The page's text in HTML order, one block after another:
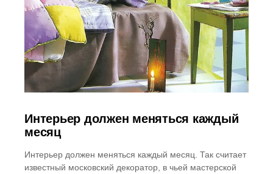
Интерьер должен меняться каждый
месяц
Интерьер должен меняться каждый месяц. Так считает
известный московский декоратор, в чьей мастерской